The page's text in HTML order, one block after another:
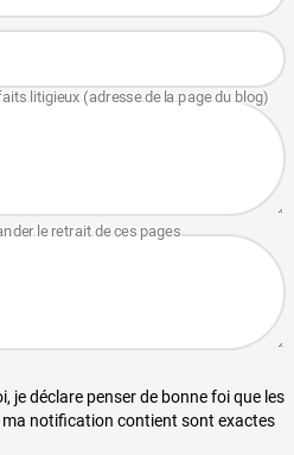
je déclare penser de bonne foi que les
notification contient sont exactes